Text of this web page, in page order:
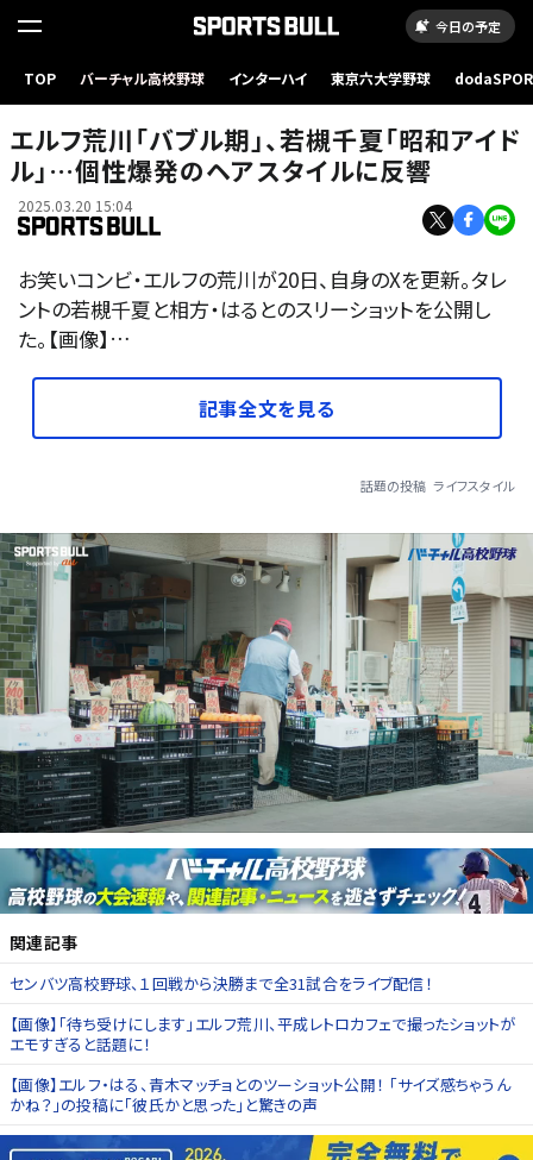
今日の予定
TOP バーチャル高校野球 インターハイ 東京六大学野球
エルフ荒川「バブル期」、若槻千夏「昭和アイド
ル」…個性爆発のヘアスタイルに反響
2025.03.20 15:04
お笑いコンビ・エルフの荒川が20日、自身のXを更新。タレ
ントの若槻千夏と相方・はるとのスリーショットを公開し
た。【画像】…
記事全文を見る
話題の投稿 ライフスタイル
関連記事
センバツ高校野球、１回戦から決勝まで全31試合をライブ配信！
【画像】「待ち受けにします」エルフ荒川、平成レトロカフェで撮ったショットが
エモすぎると話題に！
【画像】エルフ・はる、青木マッチョとのツーショット公開！ 「サイズ感ちゃうん
かね？」の投稿に「彼氏かと思った」と驚きの声